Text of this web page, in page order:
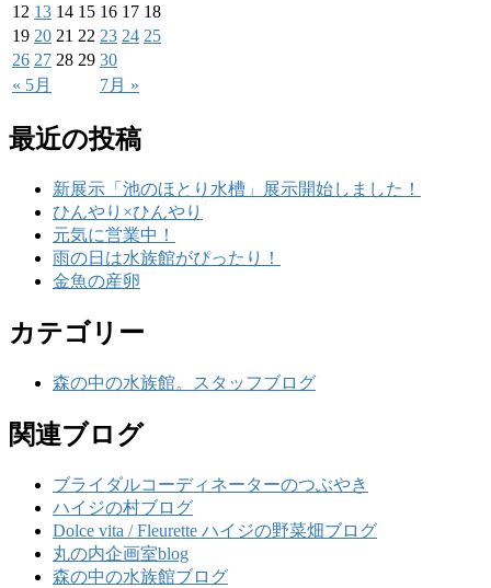
« 5月 7月 »
12 13 14 15 16 17 18
19 20 21 22 23 24 25
26 27 28 29 30
最近の投稿
新展示「池のほとり水槽」展示開始しました！
ひんやり×ひんやり
元気に営業中！
雨の日は水族館がぴったり！
金魚の産卵
カテゴリー
森の中の水族館。スタッフブログ
関連ブログ
ブライダルコーディネーターのつぶやき
ハイジの村ブログ
Dolce vita / Fleurette ハイジの野菜畑ブログ
丸の内企画室blog
森の中の水族館ブログ